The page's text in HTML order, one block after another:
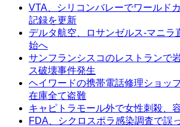
VTA、シリコンバレーでワールド
記録を更新
デルタ航空、ロサンゼルス-マニラ
始へ
サンフランシスコのレストランで
ス破壊事件発生
ヘイワードの携帯電話修理ショッ
在庫全て盗難
キャピトラモール外で女性刺殺、
FDA、シクロスポラ感染調査で誤